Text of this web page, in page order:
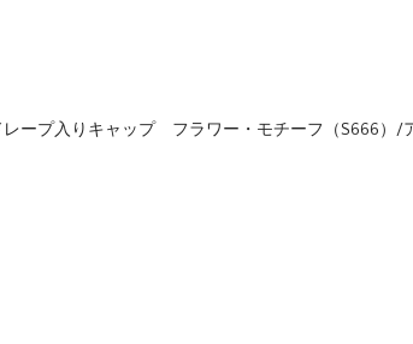
レープ入りキャップ フラワー・モチーフ（S666）/